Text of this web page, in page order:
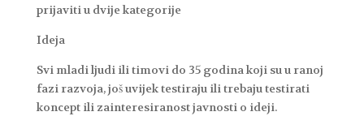
prijaviti u dvije kategorije
Ideja
Svi mladi ljudi ili timovi do 35 godina koji su u ranoj
fazi razvoja, još uvijek testiraju ili trebaju testirati
koncept ili zainteresiranost javnosti o ideji.